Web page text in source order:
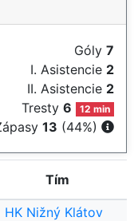
Góly 7
I. Asistencie 2
II. Asistencie 2
Tresty6 12 min
13 (44%)
Tím
HK Nižný Klátov